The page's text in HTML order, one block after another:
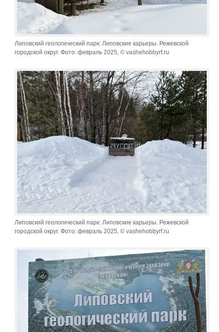
Липовский геологический парк: Липовские карьеры. Режевской
городской округ. Фото: февраль 2025, © vashehobbyrf.ru
Липовский геологический парк: Липовские карьеры. Режевской
городской округ. Фото: февраль 2025, © vashehobbyrf.ru